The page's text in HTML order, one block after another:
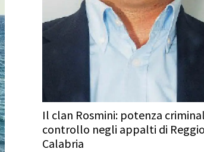
Il clan Rosmini: potenza
controllo negli appalti di Reggio
Calabria